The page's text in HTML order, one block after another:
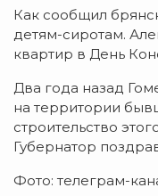
Как сообщил
детям-сиротам.
квартир в День
Два года назад
на территории
строительство
Губернатор
Фото: телеграм-